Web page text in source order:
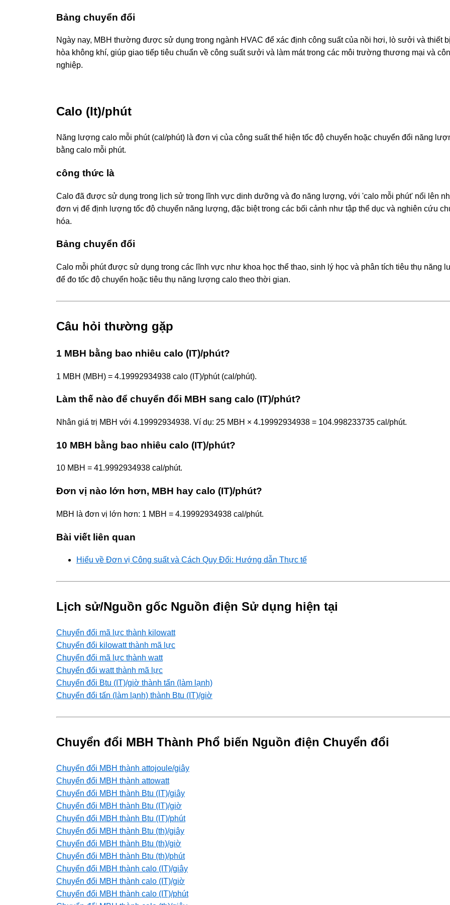
Bảng chuyển đổi
Ngày nay, MBH thường được sử dụng trong ngành HVAC để xác định công suất của nồi hơi, lò sưởi và thiết
hòa không khí, giúp giao tiếp tiêu chuẩn về công suất sưởi và làm mát trong các môi trường thương mại và
nghiệp.
Calo (It)/phút
Năng lượng calo mỗi phút (cal/phút) là đơn vị của công suất thể hiện tốc độ chuyển hoặc chuyển đổi năng
bằng calo mỗi phút.
công thức là
Calo đã được sử dụng trong lịch sử trong lĩnh vực dinh dưỡng và đo năng lượng, với 'calo mỗi phút' nổi lên
đơn vị để định lượng tốc độ chuyển năng lượng, đặc biệt trong các bối cảnh như tập thể dục và nghiên cứu
hóa.
Bảng chuyển đổi
Calo mỗi phút được sử dụng trong các lĩnh vực như khoa học thể thao, sinh lý học và phân tích tiêu thụ năng
để đo tốc độ chuyển hoặc tiêu thụ năng lượng calo theo thời gian.
Câu hỏi thường gặp
1 MBH bằng bao nhiêu calo (IT)/phút?
1 MBH (MBH) = 4.19992934938 calo (IT)/phút (cal/phút).
Làm thế nào để chuyển đổi MBH sang calo (IT)/phút?
Nhân giá trị MBH với 4.19992934938. Ví dụ: 25 MBH × 4.19992934938 = 104.998233735 cal/phút.
10 MBH bằng bao nhiêu calo (IT)/phút?
10 MBH = 41.9992934938 cal/phút.
Đơn vị nào lớn hơn, MBH hay calo (IT)/phút?
MBH là đơn vị lớn hơn: 1 MBH = 4.19992934938 cal/phút.
Bài viết liên quan
Hiểu về Đơn vị Công suất và Cách Quy Đổi: Hướng dẫn Thực tế
Lịch sử/Nguồn gốc Nguồn điện Sử dụng hiện tại
Chuyển đổi mã lực thành kilowatt
Chuyển đổi kilowatt thành mã lực
Chuyển đổi mã lực thành watt
Chuyển đổi watt thành mã lực
Chuyển đổi Btu (IT)/giờ thành tấn (làm lạnh)
Chuyển đổi tấn (làm lạnh) thành Btu (IT)/giờ
Chuyển đổi MBH Thành Phổ biến Nguồn điện Chuyển đổi
Chuyển đổi MBH thành attojoule/giây
Chuyển đổi MBH thành attowatt
Chuyển đổi MBH thành Btu (IT)/giây
Chuyển đổi MBH thành Btu (IT)/giờ
Chuyển đổi MBH thành Btu (IT)/phút
Chuyển đổi MBH thành Btu (th)/giây
Chuyển đổi MBH thành Btu (th)/giờ
Chuyển đổi MBH thành Btu (th)/phút
Chuyển đổi MBH thành calo (IT)/giây
Chuyển đổi MBH thành calo (IT)/giờ
Chuyển đổi MBH thành calo (IT)/phút